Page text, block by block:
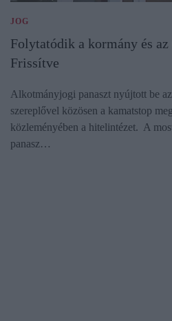
JOG
Folytatódik a kormány és
Frissítve
Alkotmányjogi panaszt nyújtott be
szereplővel közösen a kamatstop
közleményében a hitelintézet. A
panasz…